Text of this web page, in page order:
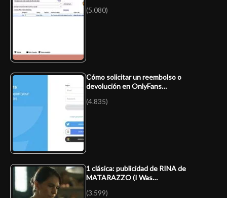
(5.080)
Cómo solicitar un reembolso o
devolución en OnlyFans…
(4.835)
1 clásica: publicidad de RINA de
MATARAZZO (I Was…
(3.599)